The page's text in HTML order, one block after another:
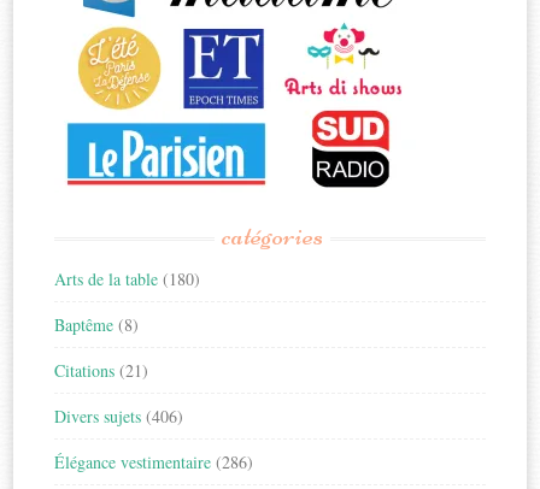
catégories
Arts de la table (180)
Baptême (8)
Citations (21)
Divers sujets (406)
Élégance vestimentaire (286)